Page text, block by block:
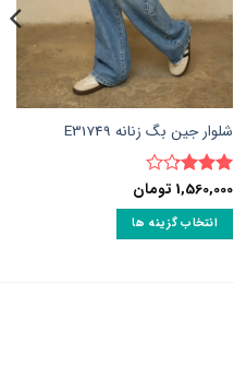
شلوار جین بگ زنانه E31749
نمره
3.25از
1,560,000 تومان
انتخاب گزینه ها